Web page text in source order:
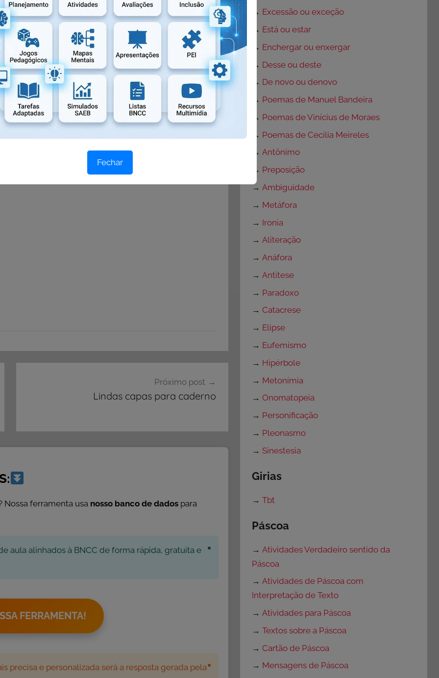
Próximo post
Lindas capas para caderno
Nossa ferramenta usa nosso banco de dados para
aula alinhados à BNCC de forma rápida, gratuita e
×
FERRAMENTA!
precisa e personalizada será a resposta gerada pela×
→ Excessão ou exceção
→ Está ou estar
→ Enchergar ou enxergar
→ Desse ou deste
→ De novo ou denovo
→ Poemas de Manuel Bandeira
→ Poemas de Vinícius de Moraes
→ Poemas de Cecília Meireles
→Antônimo
→ Preposição
→Ambiguidade
→ Metáfora
→ Ironia
→Aliteração
→Anáfora
→Antítese
→ Paradoxo
→Catacrese
→ Elipse
→ Eufemismo
→ Hipérbole
→ Metonímia
→Onomatopeia
→ Personificação
→ Pleonasmo
→ Sinestesia
Girias
→Tbt
Páscoa
→Atividades Verdadeiro sentido da
Páscoa
→Atividades de Páscoa com
Interpretação de Texto
→Atividades para Páscoa
→Textos sobre a Páscoa
→Cartão de Páscoa
→ Mensagens de Páscoa
Fechar